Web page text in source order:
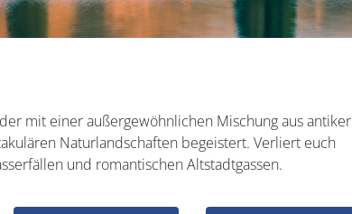
mit einer außergewöhnlichen Mischung aus antiker
Naturlandschaften begeistert. Verliert euch
und romantischen Altstadtgassen.